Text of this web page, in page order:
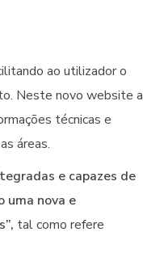
ao utilizador o
Neste novo website a
técnicas e
áreas.
e capazes de
uma nova e
tal como refere